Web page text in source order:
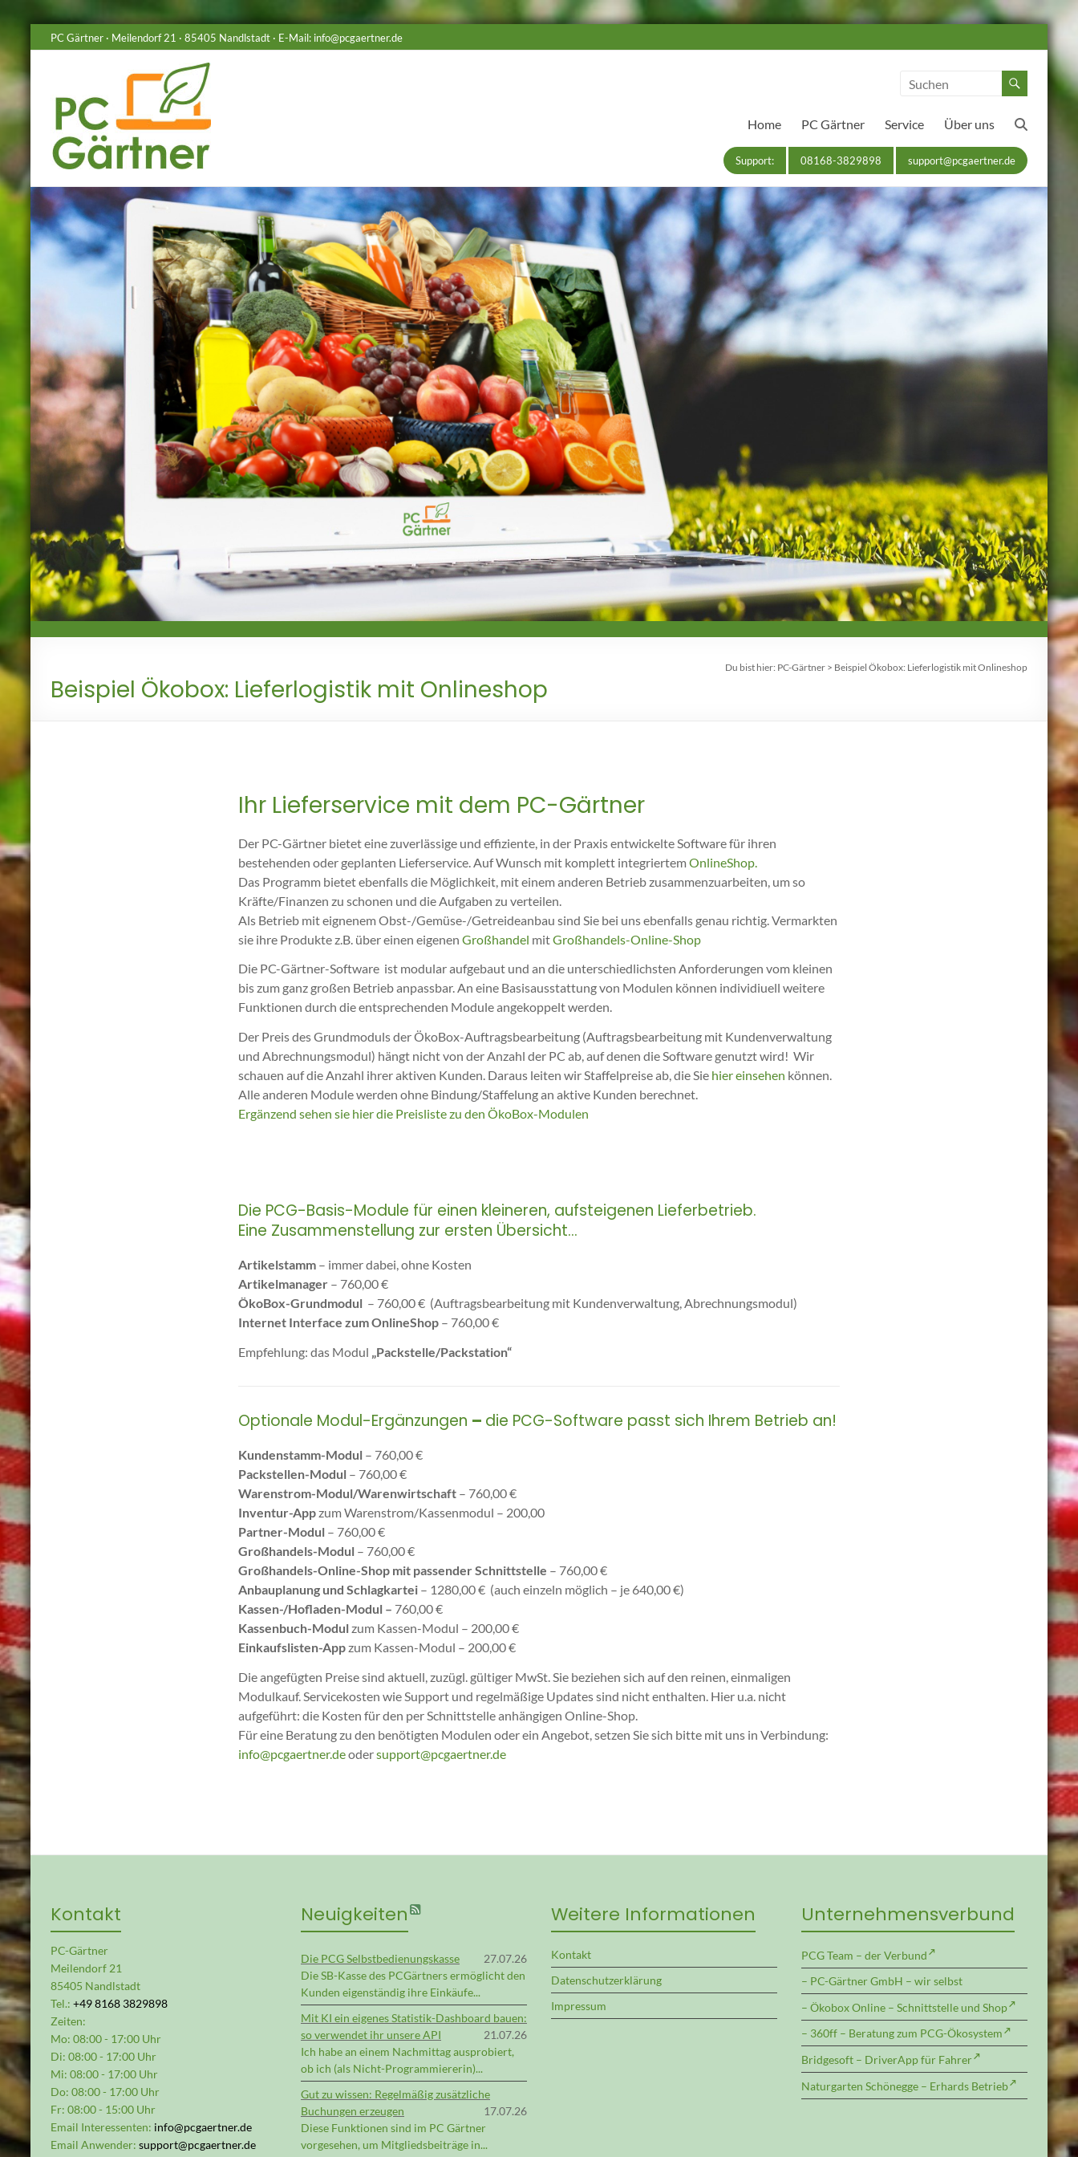
Zum
Inhalt
PC Gärtner · Meilendorf 21 · 85405 Nandlstadt · E-Mail: info@pcgaertner.de
PC-
Gärtner
zum
liefern,
handeln,
anbauen
Home PC Gärtner Service Über uns
Support: 08168-3829898 support@pcgaertner.de
Beispiel Ökobox: Lieferlogistik mit Onlineshop
Du bist hier: PC-Gärtner > Beispiel Ökobox: Lieferlogistik mit Onlineshop
Ihr Lieferservice mit dem PC-Gärtner
Der PC-Gärtner bietet eine zuverlässige und effiziente, in der Praxis entwickelte Software für ihren
bestehenden oder geplanten Lieferservice. Auf Wunsch mit komplett integriertemOnlineShop.
Das Programm bietet ebenfalls die Möglichkeit, mit einem anderen Betrieb zusammenzuarbeiten, um so
Kräfte/Finanzen zu schonen und die Aufgaben zu verteilen.
Als Betrieb mit eignenem Obst-/Gemüse-/Getreideanbau sind Sie bei uns ebenfalls genau richtig. Vermarkten
sie ihre Produkte z.B. über einen eigenen Großhandel mitGroßhandels-Online-Shop
Die PC-Gärtner-Software ist modular aufgebaut und an die unterschiedlichsten Anforderungen vom kleinen
bis zum ganz großen Betrieb anpassbar. An eine Basisausstattung von Modulen können individiuell weitere
Funktionen durch die entsprechenden Module angekoppelt werden.
Der Preis des Grundmoduls der ÖkoBox-Auftragsbearbeitung (Auftragsbearbeitung mit Kundenverwaltung
und Abrechnungsmodul) hängt nicht von der Anzahl der PC ab, auf denen die Software genutzt wird! Wir
schauen auf die Anzahl ihrer aktiven Kunden. Daraus leiten wir Staffelpreise ab, die Sie hier einsehen können.
Alle anderen Module werden ohne Bindung/Staffelung an aktive Kunden berechnet.
Ergänzend sehen sie hier die Preisliste zu den ÖkoBox-Modulen
Die PCG-Basis-Module für einen kleineren, aufsteigenen Lieferbetrieb.
Eine Zusammenstellung zur ersten Übersicht...
Artikelstamm – immer dabei, ohne Kosten
Artikelmanager – 760,00 €
ÖkoBox-Grundmodul – 760,00 € (Auftragsbearbeitung mit Kundenverwaltung, Abrechnungsmodul)
Internet Interface zum OnlineShop – 760,00 €
Empfehlung: das Modul „Packstelle/Packstation“
Optionale Modul-Ergänzungen – die PCG-Software passt sich Ihrem Betrieb an!
Kundenstamm-Modul – 760,00 €
Packstellen-Modul – 760,00 €
Warenstrom-Modul/Warenwirtschaft – 760,00 €
Inventur-Appzum Warenstrom/Kassenmodul – 200,00
Partner-Modul – 760,00 €
Großhandels-Modul – 760,00 €
Großhandels-Online-Shop mit passender Schnittstelle – 760,00 €
Anbauplanung und Schlagkartei – 1280,00 € (auch einzeln möglich – je 640,00 €)
Kassen-/Hofladen-Modul – 760,00 €
Kassenbuch-Modulzum Kassen-Modul – 200,00 €
Einkaufslisten-Appzum Kassen-Modul – 200,00 €
Die angefügten Preise sind aktuell, zuzügl. gültiger MwSt. Sie beziehen sich auf den reinen, einmaligen
Modulkauf. Servicekosten wie Support und regelmäßige Updates sind nicht enthalten. Hier u.a. nicht
aufgeführt: die Kosten für den per Schnittstelle anhängigen Online-Shop.
Für eine Beratung zu den benötigten Modulen oder ein Angebot, setzen Sie sich bitte mit uns in Verbindung:
info@pcgaertner.deodersupport@pcgaertner.de
Kontakt
PC-Gärtner
Meilendorf 21
85405 Nandlstadt
Tel.: +49 8168 3829898
Zeiten:
Mo: 08:00 - 17:00 Uhr
Di: 08:00 - 17:00 Uhr
Mi: 08:00 - 17:00 Uhr
Do: 08:00 - 17:00 Uhr
Fr: 08:00 - 15:00 Uhr
Email Interessenten: info@pcgaertner.de
Email Anwender: support@pcgaertner.de
Neuigkeiten
Die PCG Selbstbedienungskasse
27.07.26
Die SB-Kasse des PCGärtners ermöglicht den
Kunden eigenständig ihre Einkäufe...
Mit KI ein eigenes Statistik-Dashboard bauen:
so verwendet ihr unsere API
21.07.26
Ich habe an einem Nachmittag ausprobiert,
ob ich (als Nicht-Programmiererin)...
Gut zu wissen: Regelmäßig zusätzliche
Buchungen erzeugen
17.07.26
Diese Funktionen sind im PC Gärtner
vorgesehen, um Mitgliedsbeiträge in...
Weitere Informationen
Kontakt
Datenschutzerklärung
Impressum
Unternehmens­verbund
PCG Team – der Verbund
– PC-Gärtner GmbH – wir selbst
– Ökobox Online – Schnittstelle und Shop
– 360ff – Beratung zum PCG-Ökosystem
Bridgesoft – DriverApp für Fahrer
Naturgarten Schönegge – Erhards Betrieb